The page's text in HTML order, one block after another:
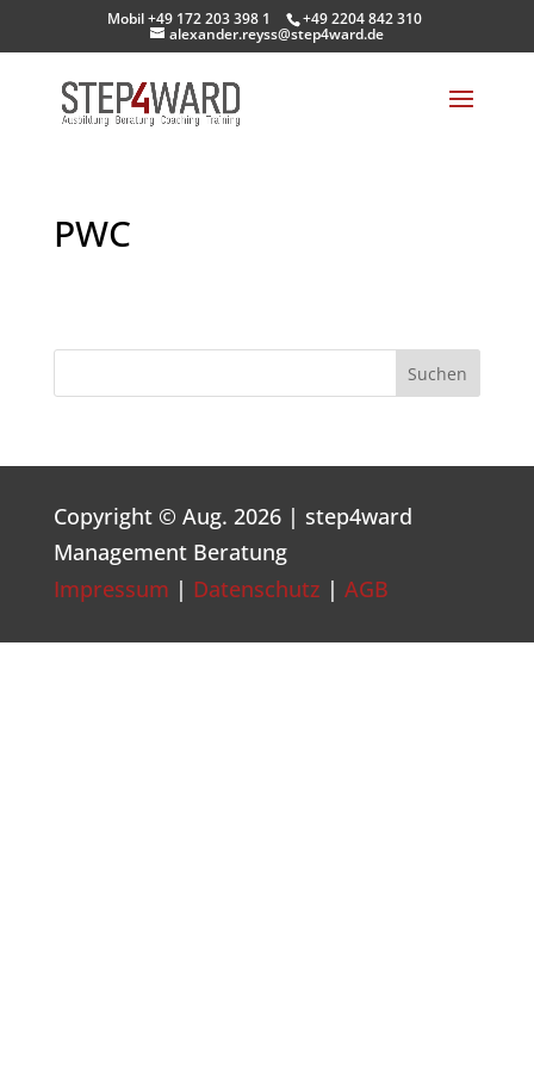
Mobil +49 172 203 398 1 +49 2204 842 310
alexander.reyss@step4ward.de
PWC
Suchen
Copyright © Aug. 2026 | step4ward
Management Beratung
Impressum | Datenschutz | AGB